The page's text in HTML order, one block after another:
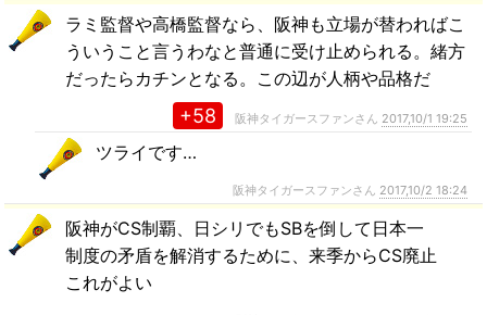
ラミ監督や高橋監督なら、阪神も立場が替わればこ
ういうこと言うわなと普通に受け止められる。緒方
だったらカチンとなる。この辺が人柄や品格だ
+58 阪神タイガースファンさん 2017,10/1 19:25
ツライです…
阪神タイガースファンさん 2017,10/2 18:24
阪神がCS制覇、日シリでもSBを倒して日本一
制度の矛盾を解消するために、来季からCS廃止
これがよい